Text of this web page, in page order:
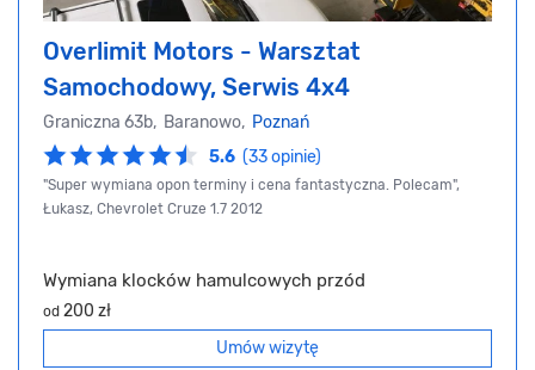
Overlimit Motors - Warsztat
Samochodowy, Serwis 4x4
Graniczna 63b, Baranowo, Poznań
5.6 (33 opinie)
"Super wymiana opon terminy i cena fantastyczna. Polecam",
Łukasz, Chevrolet Cruze 1.7 2012
Wymiana klocków hamulcowych przód
od 200 zł
Umów wizytę